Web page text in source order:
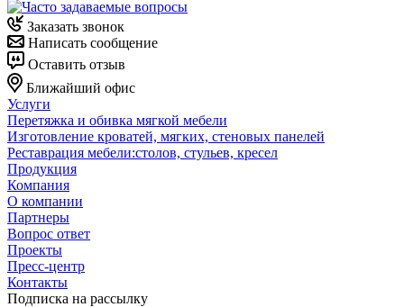
Заказать звонок
Написать сообщение
Оставить отзыв
Ближайший офис
Услуги
Перетяжка и обивка мягкой мебели
Изготовление кроватей, мягких, стеновых панелей
Реставрация мебели:столов, стульев, кресел
Продукция
Компания
О компании
Партнеры
Вопрос ответ
Проекты
Пресс-центр
Контакты
Подписка на рассылку